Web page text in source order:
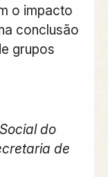
o impacto
conclusão
grupos
do
de